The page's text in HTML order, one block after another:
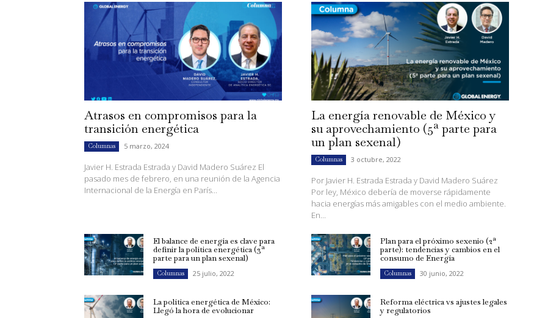
Atrasos en compromisos para la
transición energética
Columnas 5 marzo, 2024
Javier H. Estrada Estrada y David Madero Suárez El
pasado mes de febrero, en una reunión de la Agencia
Internacional de la Energía en París...
La energía renovable de México y
su aprovechamiento (5ª parte para
un plan sexenal)
Columnas 3 octubre, 2022
Por Javier H. Estrada Estrada y David Madero Suárez
Por ley, México debería de moverse rápidamente
hacia energías más amigables con el medio ambiente.
En...
El balance de energía es clave para
definir la política energética (3ª
parte para un plan sexenal)
Columnas 25 julio, 2022
Plan para el próximo sexenio (2ª
parte): tendencias y cambios en el
consumo de Energía
Columnas 30 junio, 2022
La política energética de México:
Llegó la hora de evolucionar
Reforma eléctrica vs ajustes legales
y regulatorios